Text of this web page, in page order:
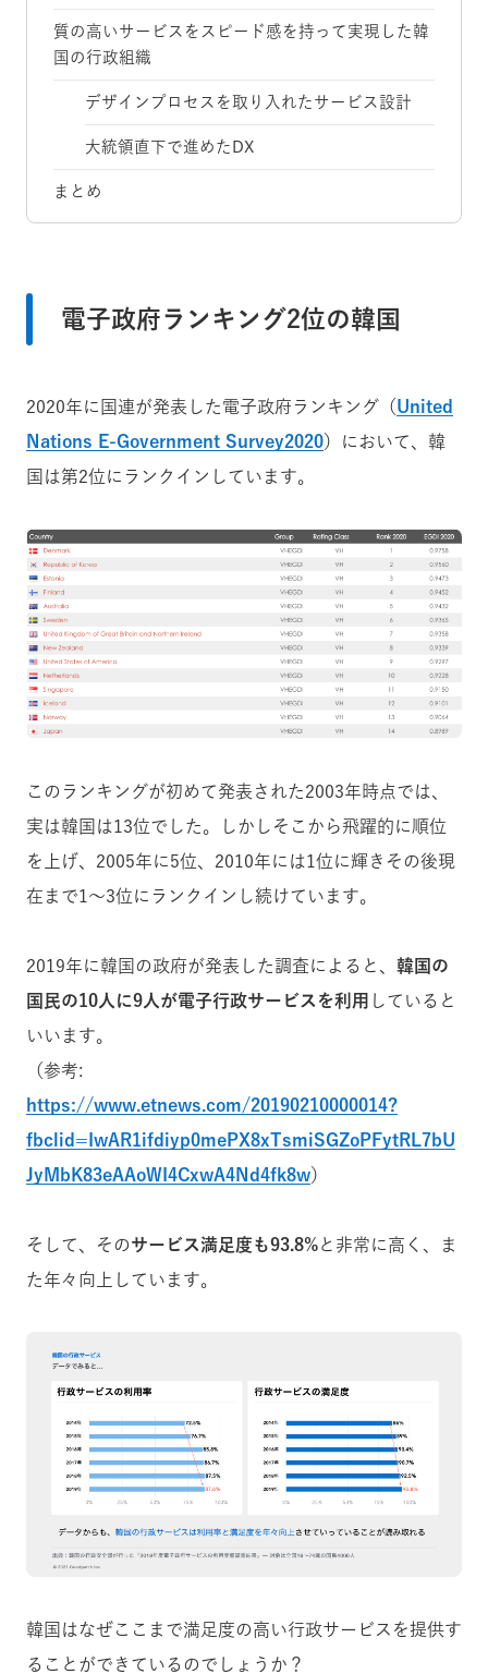
質の高いサービスをスピード感を持って実現した韓
国の行政組織
デザインプロセスを取り入れたサービス設計
大統領直下で進めたDX
まとめ
電子政府ランキング2位の韓国
2020年に国連が発表した電子政府ランキング（United
Nations E-Government Survey2020）において、韓
国は第2位にランクインしています。
このランキングが初めて発表された2003年時点では、
実は韓国は13位でした。しかしそこから飛躍的に順位
を上げ、2005年に5位、2010年には1位に輝きその後現
在まで1〜3位にランクインし続けています。
2019年に韓国の政府が発表した調査によると、 韓国の
国民の10人に9人が電子行政サービスを利用 していると
いいます。
（参考:
https://www.etnews.com/20190210000014?
fbclid=IwAR1ifdiyp0mePX8xTsmiSGZoPFytRL7bU
JyMbK83eAAoWI4CxwA4Nd4fk8w）
そして、そのサービス満足度も93.8%と非常に高く、ま
た年々向上しています。
韓国はなぜここまで満足度の高い行政サービスを提供す
ることができているのでしょうか？